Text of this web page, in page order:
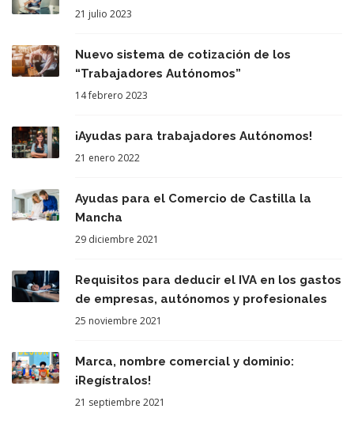
21 julio 2023
Nuevo sistema de cotización de los
“Trabajadores Autónomos”
14 febrero 2023
¡Ayudas para trabajadores Autónomos!
21 enero 2022
Ayudas para el Comercio de Castilla la
Mancha
29 diciembre 2021
Requisitos para deducir el IVA en los gastos
de empresas, autónomos y profesionales
25 noviembre 2021
Marca, nombre comercial y dominio:
¡Regístralos!
21 septiembre 2021